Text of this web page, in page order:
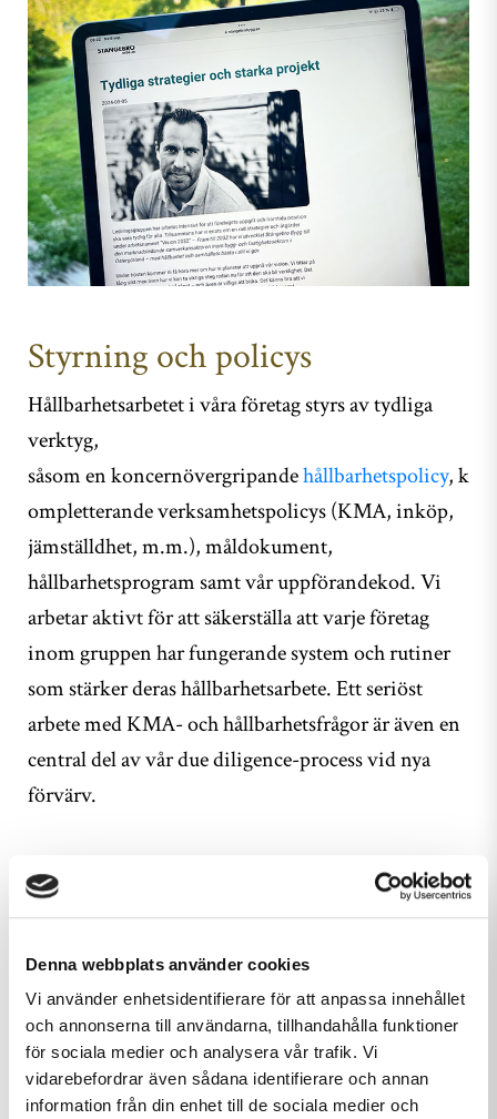
Denna webbplats använder cookies
Vi använder enhetsidentifierare för att anpassa innehållet
och annonserna till användarna, tillhandahålla funktioner
för sociala medier och analysera vår trafik. Vi
vidarebefordrar även sådana identifierare och annan
information från din enhet till de sociala medier och
Styrning och policys
Hållbarhetsarbetet i våra företag styrs av tydliga
verktyg,
såsom en koncernövergripandehållbarhetspolicy, k
ompletterande verksamhetspolicys (KMA, inköp,
jämställdhet, m.m.), måldokument,
hållbarhetsprogram samt vår uppförandekod. Vi
arbetar aktivt för att säkerställa att varje företag
inom gruppen har fungerande system och rutiner
som stärker deras hållbarhetsarbete. Ett seriöst
arbete med KMA- och hållbarhetsfrågor är även en
central del av vår due diligence-process vid nya
förvärv.